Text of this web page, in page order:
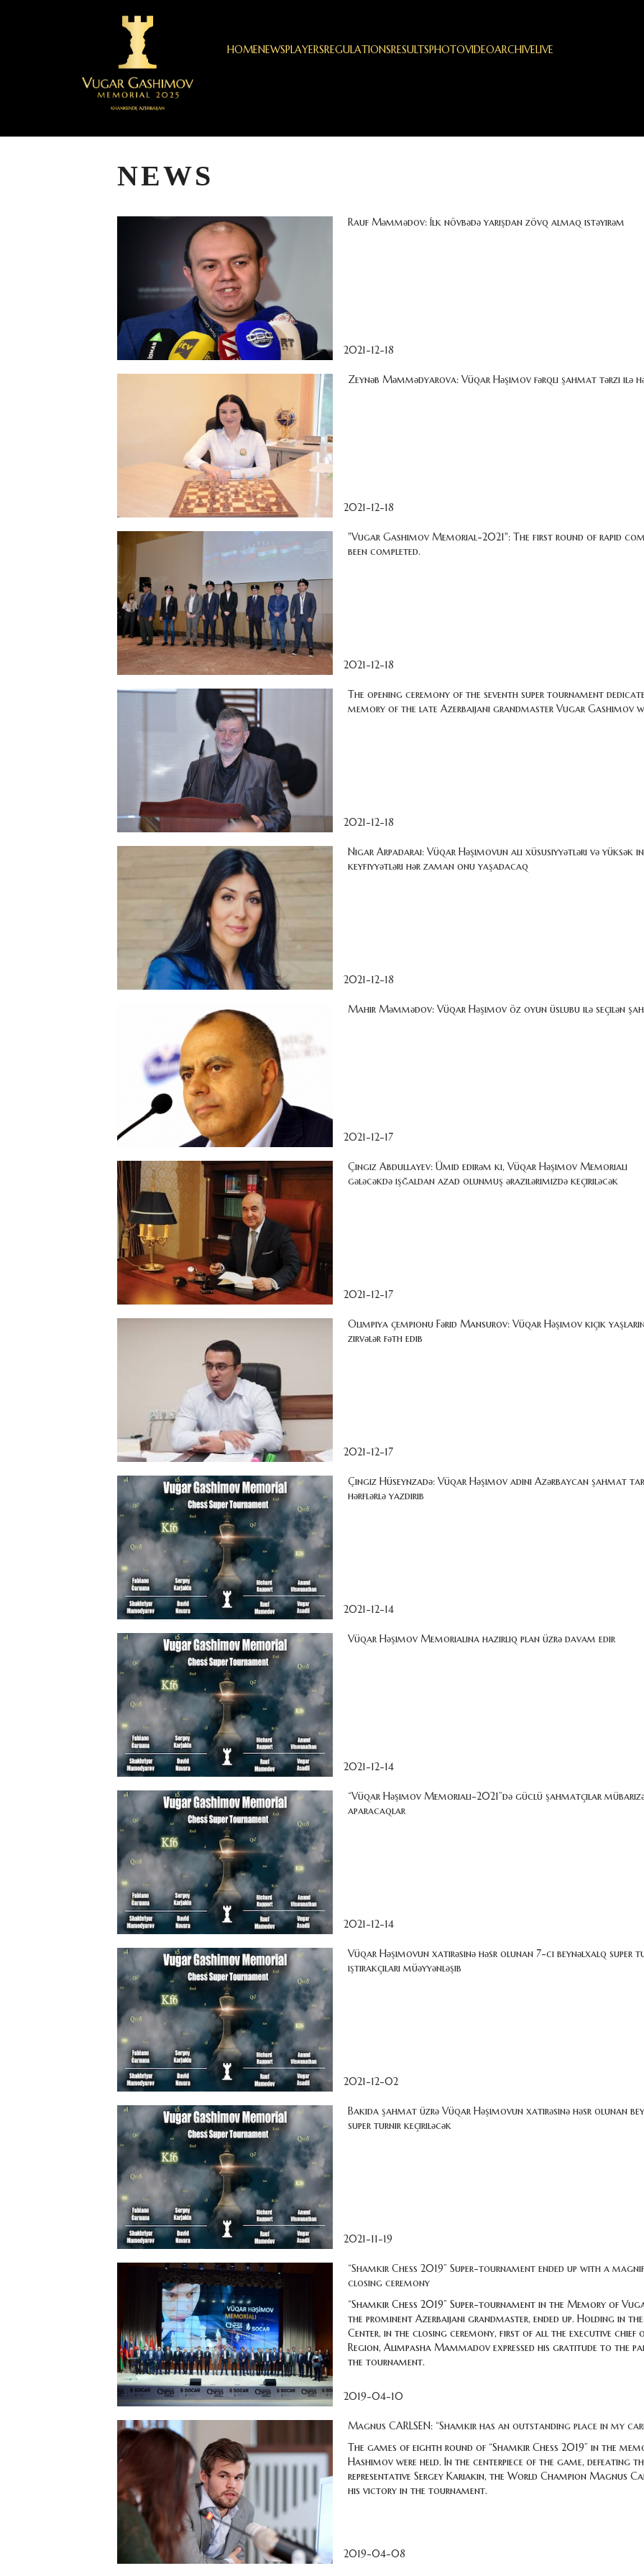
HOMENEWSPLAYERSREGULATIONSRESULTSPHOTOVIDEOARCHIVELIVE
NEWS
Rauf Məmmədov: İlk növbədə yarışdan zövq almaq istəyirəm
2021-12-18
Zeynəb Məmmədyarova: Vüqar Həşimov fərqli şahmat tərzi ilə​
2021-12-18
"Vugar Gashimov Memorial-2021": The first round of rapid
been completed.
2021-12-18
The opening ceremony of the seventh super tournament
memory of the late Azerbaijani grandmaster Vugar Gashimov
2021-12-18
Nigar Arpadarai:​ Vüqar Həşimovun ali​ xüsusiyyətləri və yüksək​
keyfiyyətləri hər zaman onu yaşadacaq
2021-12-18
Mahir Məmmədov: Vüqar Həşimov öz oyun üslubu ilə seçilən
2021-12-17
Çingiz Abdullayev: Ümid edirəm ki, Vüqar Həşimov Memorialı
gələcəkdə işğaldan azad olunmuş ərazilərimizdə keçiriləcək
2021-12-17
Olimpiya çempionu Fərid Mansurov: Vüqar Həşimov kiçik
zirvələr fəth edib
2021-12-17
Çingiz Hüseynzadə: Vüqar Həşimov adını Azərbaycan şahmat
hərflərlə yazdırıb
2021-12-14
Vüqar Həşimov Memorialına hazırlıq plan üzrə davam edir
2021-12-14
“Vüqar Həşimov Memorialı-2021”də güclü şahmatçılar
aparacaqlar
2021-12-14
Vüqar Həşimovun xatirəsinə həsr olunan 7-ci beynəlxalq super
iştirakçıları müəyyənləşib
2021-12-02
Bakıda şahmat üzrə Vüqar Həşimovun xatirəsinə həsr olunan
super turnir keçiriləcək
2021-11-19
“Shamkir Chess 2019” Super-tournament ended up with a
closing ceremony
“Shamkir Chess 2019” Super-tournament in the Memory of
the prominent Azerbaijani grandmaster, ended up. Holding in
Center, in the closing ceremony, first of all the executive chief
Region, Alimpasha Mammadov expressed his gratitude to the
the tournament.
2019-04-10
Magnus CARLSEN: “Shamkir has an outstanding place in my
The games of eighth round of “Shamkir Chess 2019” in the
Hashimov were held. In the centerpiece of the game, defeating
representative Sergey Kariakin, the World Champion Magnus
his victory in the tournament.
2019-04-08